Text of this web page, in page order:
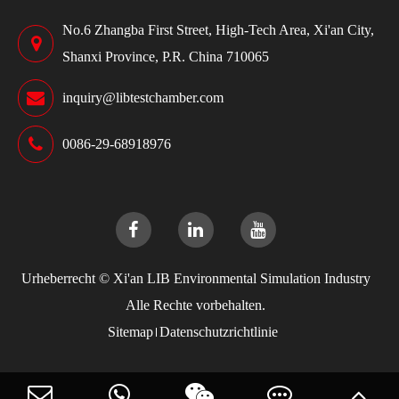
No.6 Zhangba First Street, High-Tech Area, Xi'an City,
Shanxi Province, P.R. China 710065
inquiry@libtestchamber.com
0086-29-68918976
Urheberrecht © Xi'an LIB Environmental Simulation Industry
Alle Rechte vorbehalten.
Sitemap Datenschutzrichtlinie